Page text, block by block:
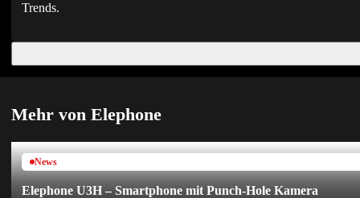
Trends.
Mehr von Elephone
News
Elephone U3H – Smartphone mit Punch-Hole Kamera